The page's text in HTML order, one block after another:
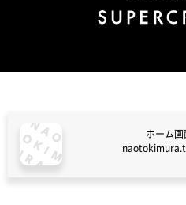
ホーム画